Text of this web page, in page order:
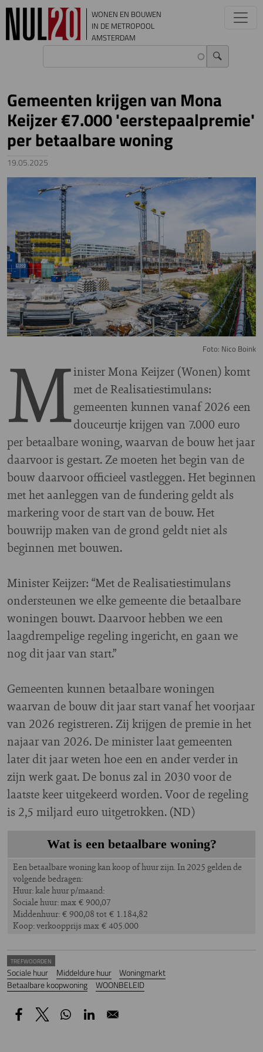
Overslaan en naar de inhoud gaan
WONEN EN BOUWEN
IN DE METROPOOL
AMSTERDAM
Gemeenten krijgen van Mona
Keijzer €7.000 'eerstepaalpremie'
per betaalbare woning
19.05.2025
Image
Foto: Nico Boink
Minister Mona Keijzer (Wonen) komt
met de Realisatiestimulans:
gemeenten kunnen vanaf 2026 een
douceurtje krijgen van 7.000 euro
per betaalbare woning, waarvan de bouw het jaar
daarvoor is gestart. Ze moeten het begin van de
bouw daarvoor officieel vastleggen. Het beginnen
met het aanleggen van de fundering geldt als
markering voor de start van de bouw. Het
bouwrijp maken van de grond geldt niet als
beginnen met bouwen.
Minister Keijzer: “Met de Realisatiestimulans
ondersteunen we elke gemeente die betaalbare
woningen bouwt. Daarvoor hebben we een
laagdrempelige regeling ingericht, en gaan we
nog dit jaar van start.”
Gemeenten kunnen betaalbare woningen
waarvan de bouw dit jaar start vanaf het voorjaar
van 2026 registreren. Zij krijgen de premie in het
najaar van 2026. De minister laat gemeenten
later dit jaar weten hoe een en ander verder in
zijn werk gaat. De bonus zal in 2030 voor de
laatste keer uitgekeerd worden. Voor de regeling
is 2,5 miljard euro uitgetrokken. (ND)
Wat is een betaalbare woning?
Een betaalbare woning kan koop of huur zijn. In 2025 gelden de
volgende bedragen:
Huur: kale huur p/maand:
Sociale huur: max € 900,07
Middenhuur: € 900,08 tot € 1.184,82
Koop: verkoopprijs max € 405.000
TREFWOORDEN
Sociale huur Middeldure huur
Woningmarkt
Betaalbare koopwoning
WOONBELEID